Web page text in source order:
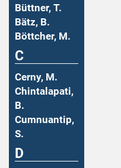
Büttner, T.
Bätz, B.
Böttcher, M.
C
Cerny, M.
Chintalapati,
B.
Cumnuantip,
S.
D